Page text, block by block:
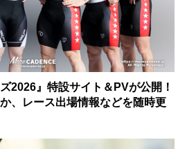
2026』特設サイト＆PVが公開！
、レース出場情報などを随時更